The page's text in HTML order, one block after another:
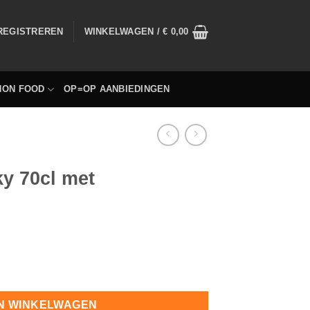
WINKELWAGEN /€ 0,00
FOOD OP=OP AANBIEDINGEN
70cl met
WINKELWAGEN